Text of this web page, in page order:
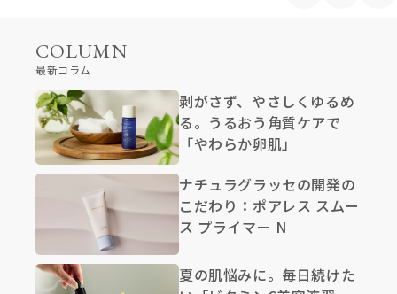
COLUMN
最新コラム
剥がさず、やさしくゆるめ
る。うるおう角質ケアで
「やわらか卵肌」
ナチュラグラッセの開発の
こだわり：ポアレス スムー
ス プライマー N
夏の肌悩みに。毎日続けた